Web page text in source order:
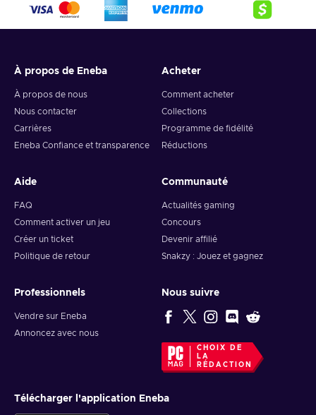
À propos de Eneba
À propos de nous
Nous contacter
Carrières
Eneba Confiance et transparence
Acheter
Comment acheter
Collections
Programme de fidélité
Réductions
Aide
FAQ
Comment activer un jeu
Créer un ticket
Politique de retour
Communauté
Actualités gaming
Concours
Devenir affilié
Snakzy : Jouez et gagnez
Professionnels
Vendre sur Eneba
Annoncez avec nous
Nous suivre
CHOIX DE
LA
RÉDACTION
Télécharger l'application Eneba